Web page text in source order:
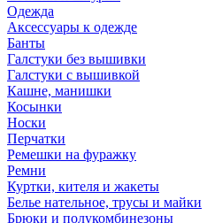
Одежда
Аксессуары к одежде
Банты
Галстуки без вышивки
Галстуки с вышивкой
Кашне, манишки
Косынки
Носки
Перчатки
Ремешки на фуражку
Ремни
Куртки, кителя и жакеты
Белье нательное, трусы и майки
Брюки и полукомбинезоны